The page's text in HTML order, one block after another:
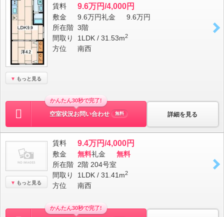
もっと見る
賃料 9.6万円/4,000円
敷金 9.6万円礼金
9.6万円
所在階 3階
間取り
1LDK / 31.53m2
方位 南西
詳細を見る
かんたん30秒で完了!
空室状況お問い合わせ 無料
もっと見る
賃料 9.4万円/4,000円
敷金 無料礼金
無料
所在階 2階 204号室
間取り
1LDK / 31.41m2
方位 南西
かんたん30秒で完了!